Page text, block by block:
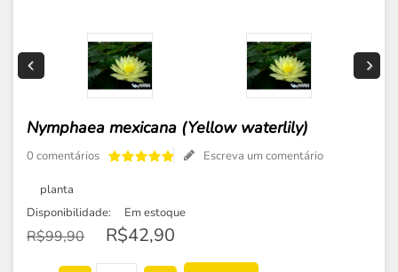
Nymphaea mexicana (Yellow waterlily)
0 comentários Escreva um comentário
planta
Disponibilidade:
Em estoque
R$99,90 R$42,90